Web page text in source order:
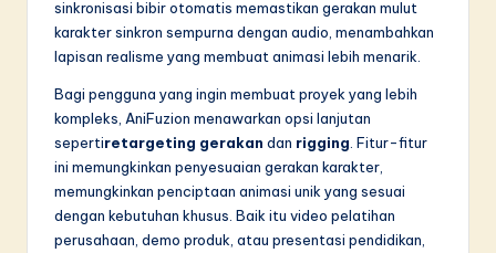
sinkronisasi bibir otomatis memastikan gerakan mulut
karakter sinkron sempurna dengan audio, menambahkan
lapisan realisme yang membuat animasi lebih menarik.
Bagi pengguna yang ingin membuat proyek yang lebih
kompleks, AniFuzion menawarkan opsi lanjutan
sepertiretargeting gerakan dan rigging . Fitur-fitur
ini memungkinkan penyesuaian gerakan karakter,
memungkinkan penciptaan animasi unik yang sesuai
dengan kebutuhan khusus. Baik itu video pelatihan
perusahaan, demo produk, atau presentasi pendidikan,